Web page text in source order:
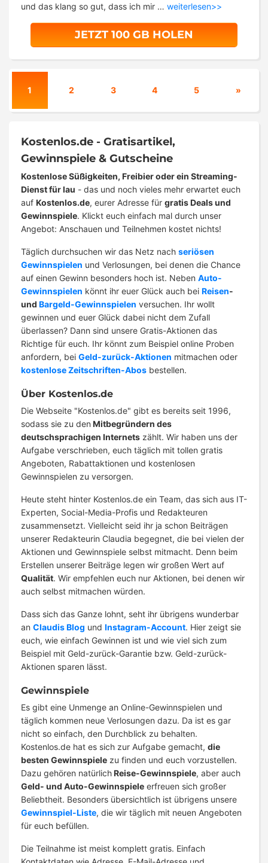
und das klang so gut, dass ich mir … weiterlesen>>
JETZT 100 GB HOLEN
1 2 3 4 5 »
Kostenlos.de - Gratisartikel,
Gewinnspiele & Gutscheine
Kostenlose Süßigkeiten, Freibier oder ein Streaming-
Dienst für lau - das und noch vieles mehr erwartet euch
auf Kostenlos.de, eurer Adresse für gratis Deals und
Gewinnspiele. Klickt euch einfach mal durch unser
Angebot: Anschauen und Teilnehmen kostet nichts!
Täglich durchsuchen wir das Netz nach seriösen
Gewinnspielen und Verlosungen, bei denen die Chance
auf einen Gewinn besonders hoch ist. Neben Auto-
Gewinnspielen könnt ihr euer Glück auch bei Reisen-
und Bargeld-Gewinnspielen versuchen. Ihr wollt
gewinnen und euer Glück dabei nicht dem Zufall
überlassen? Dann sind unsere Gratis-Aktionen das
Richtige für euch. Ihr könnt zum Beispiel online Proben
anfordern, bei Geld-zurück-Aktionen mitmachen oder
kostenlose Zeitschriften-Abos bestellen.
Über Kostenlos.de
Die Webseite "Kostenlos.de" gibt es bereits seit 1996,
sodass sie zu den Mitbegründern des
deutschsprachigen Internets zählt. Wir haben uns der
Aufgabe verschrieben, euch täglich mit tollen gratis
Angeboten, Rabattaktionen und kostenlosen
Gewinnspielen zu versorgen.
Heute steht hinter Kostenlos.de ein Team, das sich aus IT-
Experten, Social-Media-Profis und Redakteuren
zusammensetzt. Vielleicht seid ihr ja schon Beiträgen
unserer Redakteurin Claudia begegnet, die bei vielen der
Aktionen und Gewinnspiele selbst mitmacht. Denn beim
Erstellen unserer Beiträge legen wir großen Wert auf
Qualität. Wir empfehlen euch nur Aktionen, bei denen wir
auch selbst mitmachen würden.
Dass sich das Ganze lohnt, seht ihr übrigens wunderbar
an Claudis Blog und Instagram-Account. Hier zeigt sie
euch, wie einfach Gewinnen ist und wie viel sich zum
Beispiel mit Geld-zurück-Garantie bzw. Geld-zurück-
Aktionen sparen lässt.
Gewinnspiele
Es gibt eine Unmenge an Online-Gewinnspielen und
täglich kommen neue Verlosungen dazu. Da ist es gar
nicht so einfach, den Durchblick zu behalten.
Kostenlos.de hat es sich zur Aufgabe gemacht, die
besten Gewinnspiele zu finden und euch vorzustellen.
Dazu gehören natürlichReise-Gewinnspiele, aber auch
Geld- und Auto-Gewinnspiele erfreuen sich großer
Beliebtheit. Besonders übersichtlich ist übrigens unsere
Gewinnspiel-Liste, die wir täglich mit neuen Angeboten
für euch befüllen.
Die Teilnahme ist meist komplett gratis. Einfach